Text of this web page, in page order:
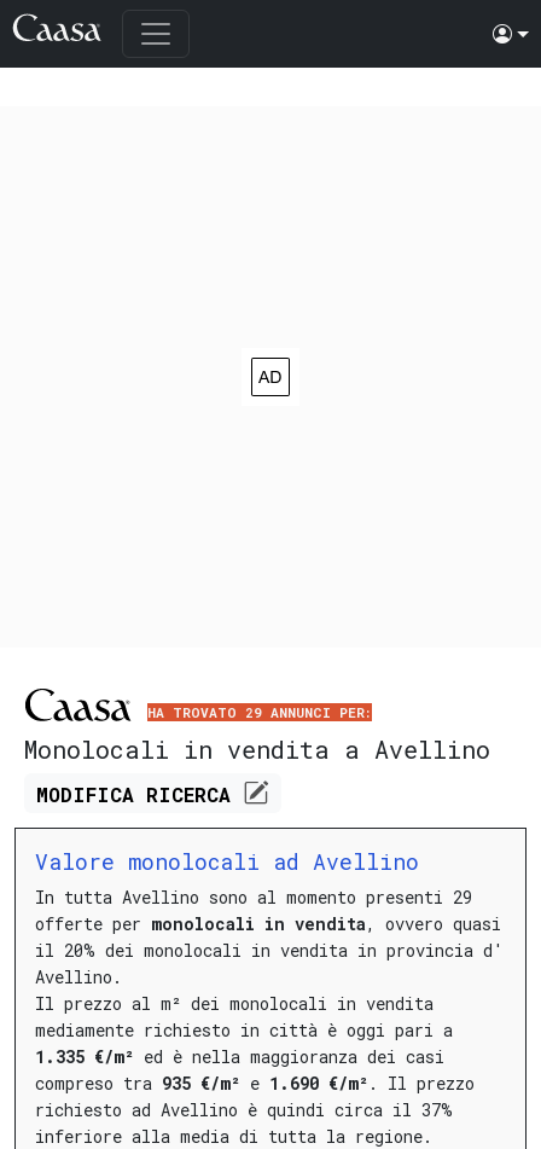
HA TROVATO 29 ANNUNCI PER:
Monolocali in vendita a Avellino
MODIFICA RICERCA
Valore monolocali ad Avellino
In tutta Avellino sono al momento presenti 29
offerte per monolocali in vendita, ovvero quasi
il 20% dei monolocali in vendita in provincia d'
Avellino.
Il prezzo al m² dei monolocali in vendita
mediamente richiesto in città è oggi pari a
1.335 €/m² ed è nella maggioranza dei casi
compreso tra 935 €/m² e 1.690 €/m² . Il prezzo
richiesto ad Avellino è quindi circa il 37%
inferiore alla media di tutta la regione.